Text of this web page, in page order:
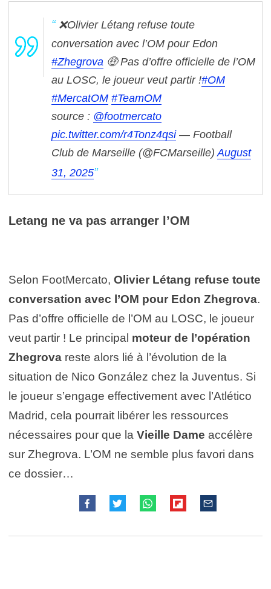
❌Olivier Létang refuse toute
conversation avec l’OM pour Edon
#Zhegrova 🤑 Pas d’offre officielle de l’OM
au LOSC, le joueur veut partir !#OM
#MercatOM #TeamOM
source : @footmercato
pic.twitter.com/r4Tonz4qsi — Football
Club de Marseille (@FCMarseille) August
31, 2025
Letang ne va pas arranger l’OM
Selon FootMercato, Olivier Létang refuse toute
conversation avec l’OM pour Edon Zhegrova.
Pas d’offre officielle de l’OM au LOSC, le joueur
veut partir ! Le principal moteur de l’opération
Zhegrova reste alors lié à l’évolution de la
situation de Nico González chez la Juventus. Si
le joueur s’engage effectivement avec l’Atlético
Madrid, cela pourrait libérer les ressources
nécessaires pour que la Vieille Dame accélère
sur Zhegrova. L’OM ne semble plus favori dans
ce dossier…